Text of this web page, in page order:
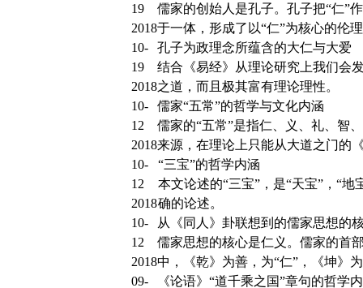
19
2018
儒家的创始人是孔子。孔子把“仁”
于一体，形成了以“仁”为核心的伦
10-
19
2018
孔子为政理念所蕴含的大仁与大爱
结合《易经》从理论研究上我们会
之道，而且极其富有理论理性。
10-
12
2018
儒家“五常”的哲学与文化内涵
儒家的“五常”是指仁、义、礼、智
来源，在理论上只能从大道之门的
10-
12
2018
“三宝”的哲学内涵
本文论述的“三宝”，是“天宝”，“
确的论述。
10-
12
2018
从《同人》卦联想到的儒家思想的
儒家思想的核心是仁义。儒家的首
中，《乾》为善，为“仁”，《坤》
09-
《论语》“道千乘之国”章句的哲学